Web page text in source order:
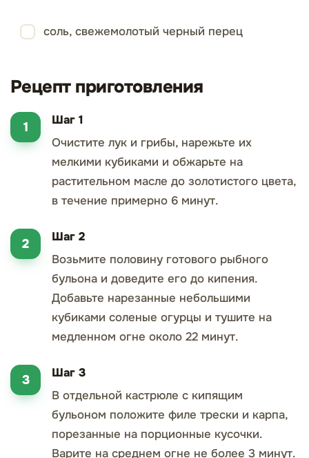
соль, свежемолотый черный перец
Рецепт приготовления
Шаг 1
Очистите лук и грибы, нарежьте их
мелкими кубиками и обжарьте на
растительном масле до золотистого цвета,
в течение примерно 6 минут.
Шаг 2
Возьмите половину готового рыбного
бульона и доведите его до кипения.
Добавьте нарезанные небольшими
кубиками соленые огурцы и тушите на
медленном огне около 22 минут.
Шаг 3
В отдельной кастрюле с кипящим
бульоном положите филе трески и карпа,
порезанные на порционные кусочки.
Варите на среднем огне не более 3 минут.